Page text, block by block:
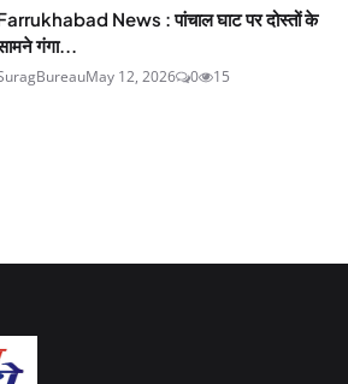
News : पांचाल घाट पर दोस्तों के
गंगा...
May 12, 2026 0 15